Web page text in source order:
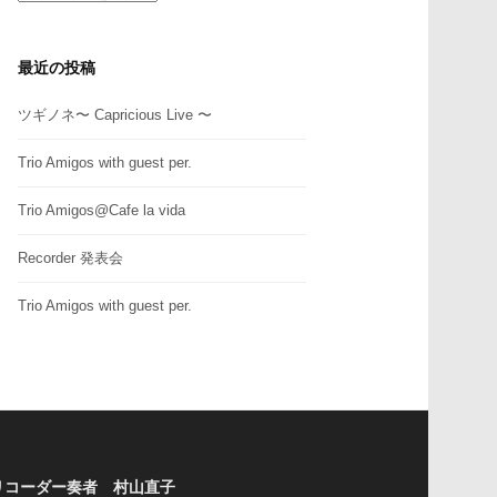
リ
最近の投稿
ツギノネ〜 Capricious Live 〜
Trio Amigos with guest per.
Trio Amigos@Cafe la vida
Recorder 発表会
Trio Amigos with guest per.
コーダー奏者 村山直子